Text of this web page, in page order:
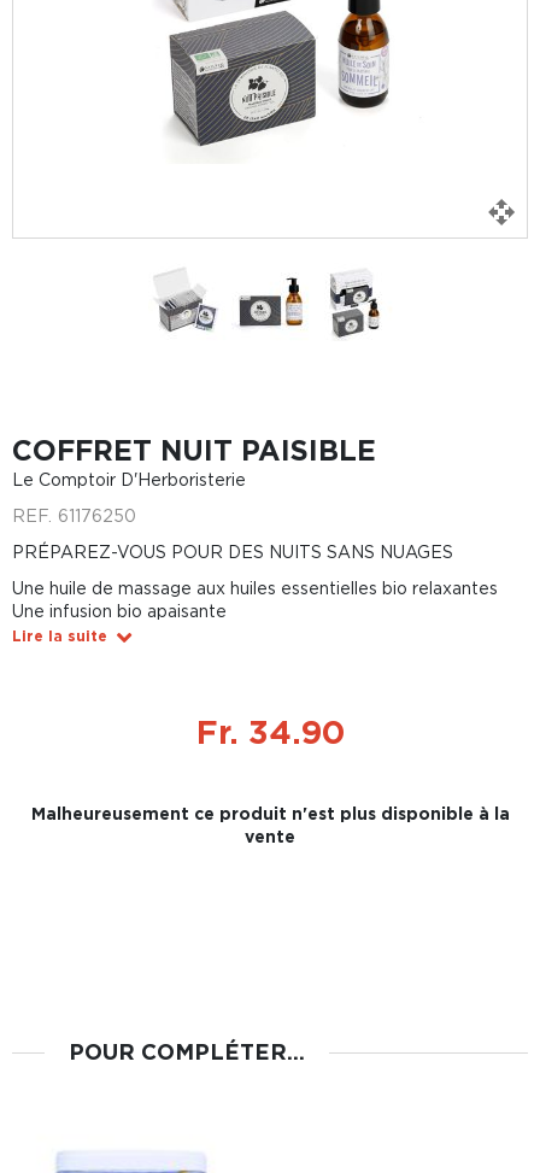
COFFRET NUIT PAISIBLE
Le Comptoir D'Herboristerie
REF. 61176250
PRÉPAREZ-VOUS POUR DES NUITS SANS NUAGES
Une huile de massage aux huiles essentielles bio relaxantes
Une infusion bio apaisante
Lire la suite
Fr. 34.90
Malheureusement ce produit n'est plus disponible à la
vente
POUR COMPLÉTER...